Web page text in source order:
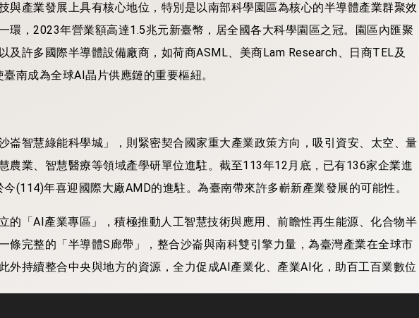
與產業發展上具有核心地位，特別是以南部科學園區為核心的半導體產業群聚效
環，2023年營業額高達1.5兆元新臺幣，居全國各大科學園區之冠。園區內匯聚
及許多國際半導體設備廠商，如荷商ASML、美商Lam Research、日商TEL及
南成為全球AI晶片供應鏈的重要樞紐。
崙智慧綠能科學城」，則緊密契合國家重大產業政策方向，吸引資安、太空、量
農業、智慧醫療等領域產學研單位進駐。截至113年12月底，已有136家企業進
(114)年喜迎國際大廠AMD的進駐。為臺南帶來許多嶄新產業發展的可能性。
的「AI產業專區」，積極推動人工智慧技術與應用、前瞻性再生能源、化合物半
條完整的「半導體S廊帶」，整合沙崙與南科雙引擎力量，為臺灣產業在全球市
外持續整合中央與地方的資源，全力促成AI產業化、產業AI化，助百工百業數位